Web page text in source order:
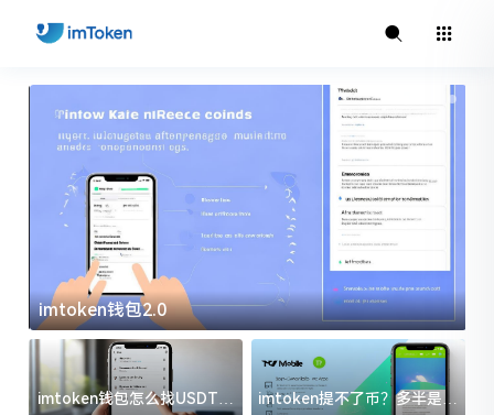
imtoken钱包2.0
imtoken钱包怎么找USDT地
imtoken提不了币？多半是这